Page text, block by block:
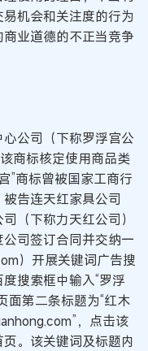
机会和关注度的行为
业道德的不正当竞争
公司（下称罗浮宫公
商标核定使用商品类
”商标曾被国家工商行
告连天红家具公司
（下称力天红公司）
司签订合同并交纳一
）开展关键词广告搜
搜索框中输入“罗浮
面第二条标题为“红木
，点击该
。该关键词及标题内